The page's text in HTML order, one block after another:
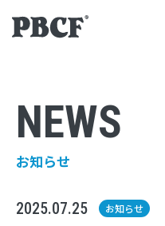
お知らせ
NEWS
2025.07.25 お知らせ